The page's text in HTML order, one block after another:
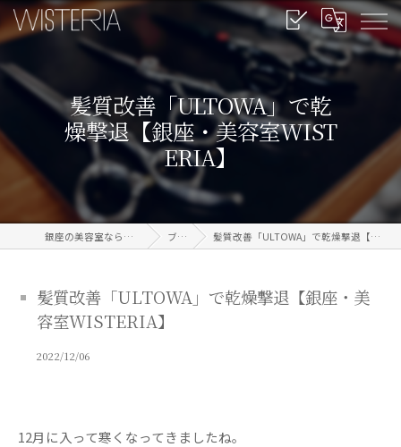
髪質改善「ULTOWA」で乾
燥撃退【銀座・美容室WIST
ERIA】
銀座の美容室なら信頼のWISTERIA ブログ 髪質改善「ULTOWA」で乾燥撃退【銀座・美容室WISTERIA】
髪質改善「ULTOWA」で乾燥撃退【銀座・美
容室WISTERIA】
2022/12/06
12月に入って寒くなってきましたね。